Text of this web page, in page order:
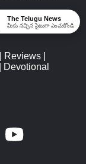
Reviews
Devotional
The Telugu News
మీకు నచ్చిన సైటుగా ఎంచుకోండి